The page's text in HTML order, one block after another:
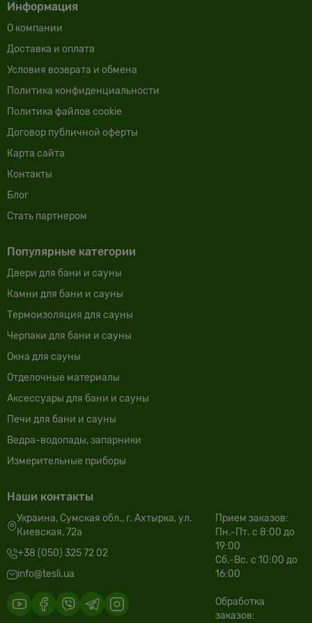
Информация
О компании
Доставка и оплата
Условия возврата и обмена
Политика конфиденциальности
Политика файлов cookie
Договор публичной оферты
Карта сайта
Контакты
Блог
Cтать партнером
Популярные категории
Двери для бани и сауны
Камни для бани и сауны
Термоизоляция для сауны
Черпаки для бани и сауны
Окна для сауны
Отделочные материалы
Аксессуары для бани и сауны
Печи для бани и сауны
Ведра-водопады, запарники
Измерительные приборы
Наши контакты
Украина, Сумская обл., г. Ахтырка, ул.
Киевская, 72а
+38 (050) 325 72 02
info@tesli.ua
Прием заказов:
Пн.-Пт. с 8:00 до
19:00
Сб.-Вс. с 10:00 до
16:00
Обработка
заказов: